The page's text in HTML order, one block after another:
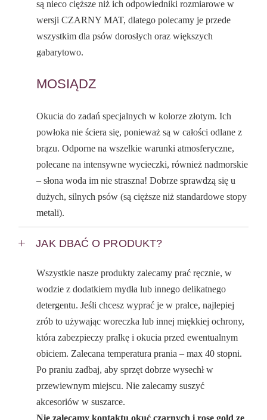
są nieco cięższe niż ich odpowiedniki rozmiarowe w
wersji CZARNY MAT, dlatego polecamy je przede
wszystkim dla psów dorosłych oraz większych
gabarytowo.
MOSIĄDZ
Okucia do zadań specjalnych w kolorze złotym. Ich
powłoka nie ściera się, ponieważ są w całości odlane z
brązu. Odporne na wszelkie warunki atmosferyczne,
polecane na intensywne wycieczki, również nadmorskie
– słona woda im nie straszna! Dobrze sprawdzą się u
dużych, silnych psów (są cięższe niż standardowe stopy
metali).
JAK DBAĆ O PRODUKT?
Wszystkie nasze produkty zalecamy prać ręcznie, w
wodzie z dodatkiem mydła lub innego delikatnego
detergentu. Jeśli chcesz wyprać je w pralce, najlepiej
zrób to używając woreczka lub innej miękkiej ochrony,
która zabezpieczy pralkę i okucia przed ewentualnym
obiciem. Zalecana temperatura prania – max 40 stopni.
Po praniu zadbaj, aby sprzęt dobrze wysechł w
przewiewnym miejscu. Nie zalecamy suszyć
akcesoriów w suszarce.